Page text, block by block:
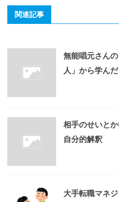
関連記事
無能唱元さん
人」から学ん
相手のせいと
自分的解釈
大手転職マネ